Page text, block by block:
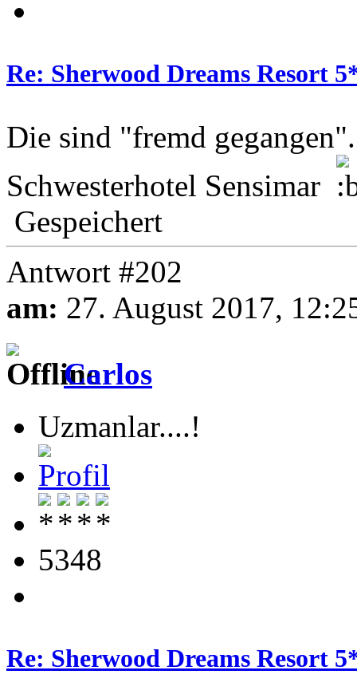
Re: Sherwood Dreams Resort
Die sind "fremd
Schwesterhotel Sensimar
Gespeichert
Antwort #202
am: 27. August 2017,
Carlos
Uzmanlar....!
5348
Re: Sherwood Dreams Resort